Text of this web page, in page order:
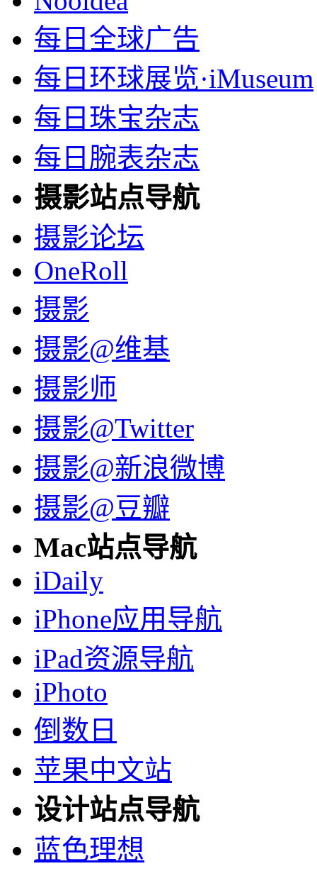
每日全球广告
每日环球展览·iMuseum
每日珠宝杂志
每日腕表杂志
摄影站点导航
摄影论坛
OneRoll
摄影
摄影@维基
摄影师
摄影@Twitter
摄影@新浪微博
摄影@豆瓣
Mac站点导航
iDaily
iPhone应用导航
iPad资源导航
iPhoto
倒数日
苹果中文站
设计站点导航
蓝色理想